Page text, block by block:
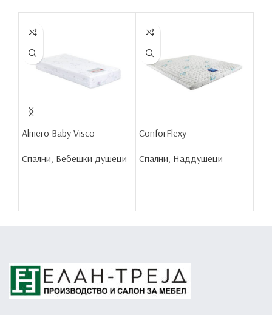
Almero Baby Visco
Спални Бебешки душеци
ConforFlexy
Спални Наддушеци